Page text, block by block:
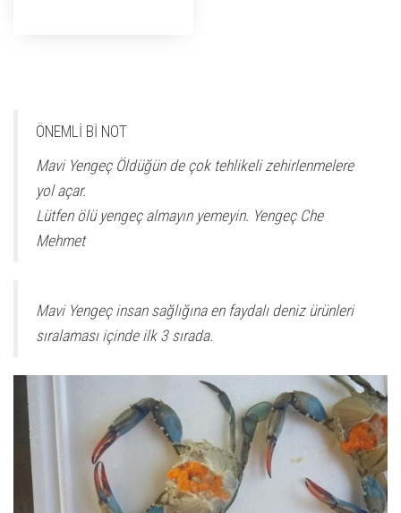
ÖNEMLİ Bİ NOT
Mavi Yengeç Öldüğün de çok tehlikeli zehirlenmelere
yol açar.
Lütfen ölü yengeç almayın yemeyin. Yengeç Che
Mehmet
Mavi Yengeç insan sağlığına en faydalı deniz ürünleri
sıralaması içinde ilk 3 sırada.